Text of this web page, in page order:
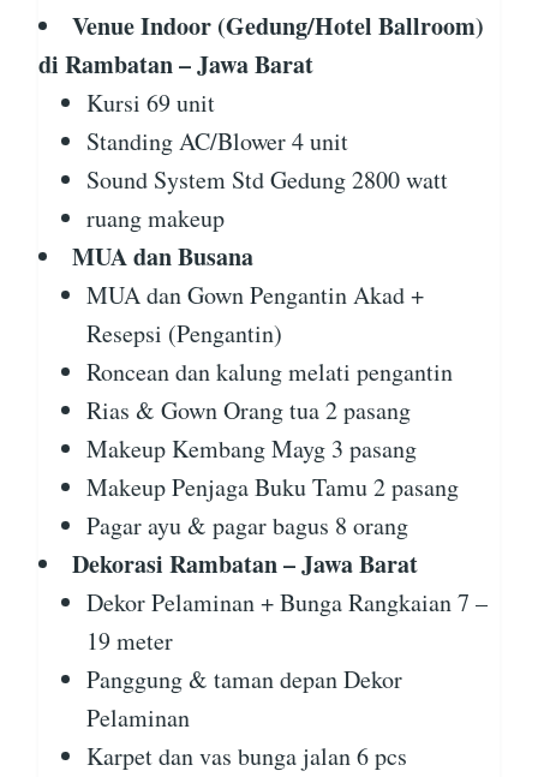
Venue Indoor (Gedung/Hotel Ballroom)
di Rambatan – Jawa Barat
Kursi 69 unit
Standing AC/Blower 4 unit
Sound System Std Gedung 2800 watt
ruang makeup
MUA dan Busana
MUA dan Gown Pengantin Akad +
Resepsi (Pengantin)
Roncean dan kalung melati pengantin
Rias & Gown Orang tua 2 pasang
Makeup Kembang Mayg 3 pasang
Makeup Penjaga Buku Tamu 2 pasang
Pagar ayu & pagar bagus 8 orang
Dekorasi Rambatan – Jawa Barat
Dekor Pelaminan + Bunga Rangkaian 7 –
19 meter
Panggung & taman depan Dekor
Pelaminan
Karpet dan vas bunga jalan 6 pcs